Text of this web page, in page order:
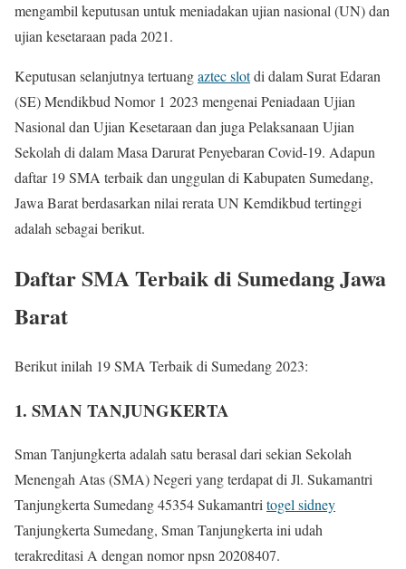
mengambil keputusan untuk meniadakan ujian nasional (UN) dan
ujian kesetaraan pada 2021.
Keputusan selanjutnya tertuangaztec slotdi dalam Surat Edaran
(SE) Mendikbud Nomor 1 2023 mengenai Peniadaan Ujian
Nasional dan Ujian Kesetaraan dan juga Pelaksanaan Ujian
Sekolah di dalam Masa Darurat Penyebaran Covid-19. Adapun
daftar 19 SMA terbaik dan unggulan di Kabupaten Sumedang,
Jawa Barat berdasarkan nilai rerata UN Kemdikbud tertinggi
adalah sebagai berikut.
Daftar SMA Terbaik di Sumedang Jawa
Barat
Berikut inilah 19 SMA Terbaik di Sumedang 2023:
1. SMAN TANJUNGKERTA
Sman Tanjungkerta adalah satu berasal dari sekian Sekolah
Menengah Atas (SMA) Negeri yang terdapat di Jl. Sukamantri
Tanjungkerta Sumedang 45354 Sukamantritogel sidney
Tanjungkerta Sumedang, Sman Tanjungkerta ini udah
terakreditasi A dengan nomor npsn 20208407.